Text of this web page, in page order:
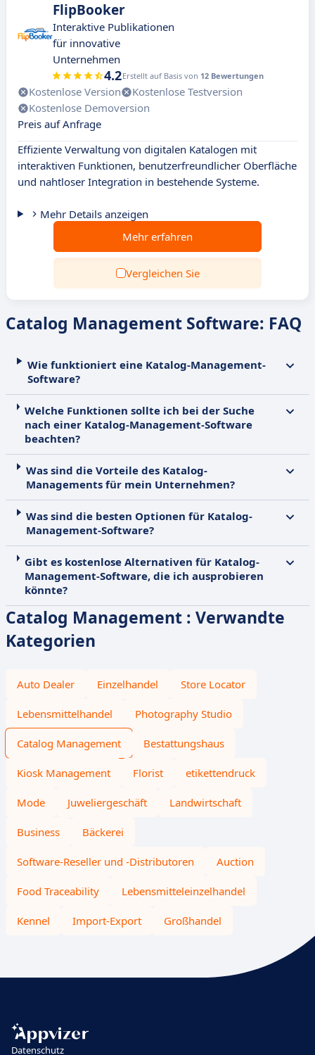
FlipBooker
Interaktive Publikationen
für innovative
Unternehmen
4.2Erstellt auf Basis von 12 Bewertungen
Kostenlose Version
Kostenlose Testversion
Kostenlose Demoversion
Preis auf Anfrage
Effiziente Verwaltung von digitalen Katalogen mit
interaktiven Funktionen, benutzerfreundlicher Oberfläche
und nahtloser Integration in bestehende Systeme.
Mehr Details anzeigen
Mehr erfahren
Vergleichen Sie
Catalog Management Software: FAQ
Wie funktioniert eine Katalog-Management-
Software?
Welche Funktionen sollte ich bei der Suche
nach einer Katalog-Management-Software
beachten?
Was sind die Vorteile des Katalog-
Managements für mein Unternehmen?
Was sind die besten Optionen für Katalog-
Management-Software?
Gibt es kostenlose Alternativen für Katalog-
Management-Software, die ich ausprobieren
könnte?
Catalog Management : Verwandte
Kategorien
Auto Dealer Einzelhandel Store Locator
Lebensmittelhandel Photography Studio
Catalog Management Bestattungshaus
Kiosk Management Florist etikettendruck
Mode Juweliergeschäft Landwirtschaft
Business Bäckerei
Software-Reseller und -Distributoren Auction
Food Traceability Lebensmitteleinzelhandel
Kennel Import-Export Großhandel
Datenschutz